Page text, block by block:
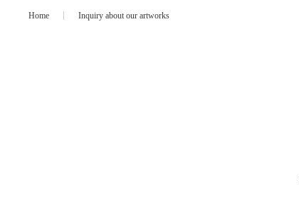
Home Inquiry about our artworks